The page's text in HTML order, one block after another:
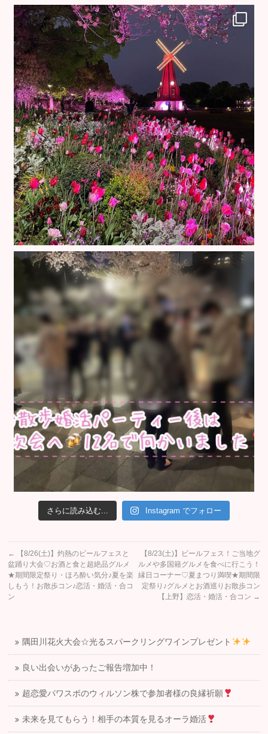
さらに読み込む... Instagram でフォロー
←
【8/26(土)】灼熱のビールフェスと
盆踊り大会♡お酒と食と超絶品グルメ
★期間限定祭り・ほろ酔い気分♪夏を楽
しもう！お散歩コン♪恋活・婚活・合コ
ン
【8/23(土)】ビールフェス！ご当地グ
ルメや多国籍グルメを食べに行こう！
縁日コーナー♡夏まつり満喫★期間限
定祭り♪グルメとお酒巡りお散歩コン
【上野】恋活・婚活・合コン →
隅田川花火大会☆光るスパークリングワインプレゼント
良い出会いがあったご報告増加中！
超恋愛パワスポのウィルソン株で参加者様の良縁祈願
未来を見てもらう！相手の本質を見るオーラ婚活